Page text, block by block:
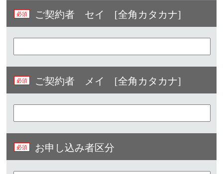
ご契約者 セイ [全角カタカナ]
ご契約者 メイ [全角カタカナ]
お申し込み者区分